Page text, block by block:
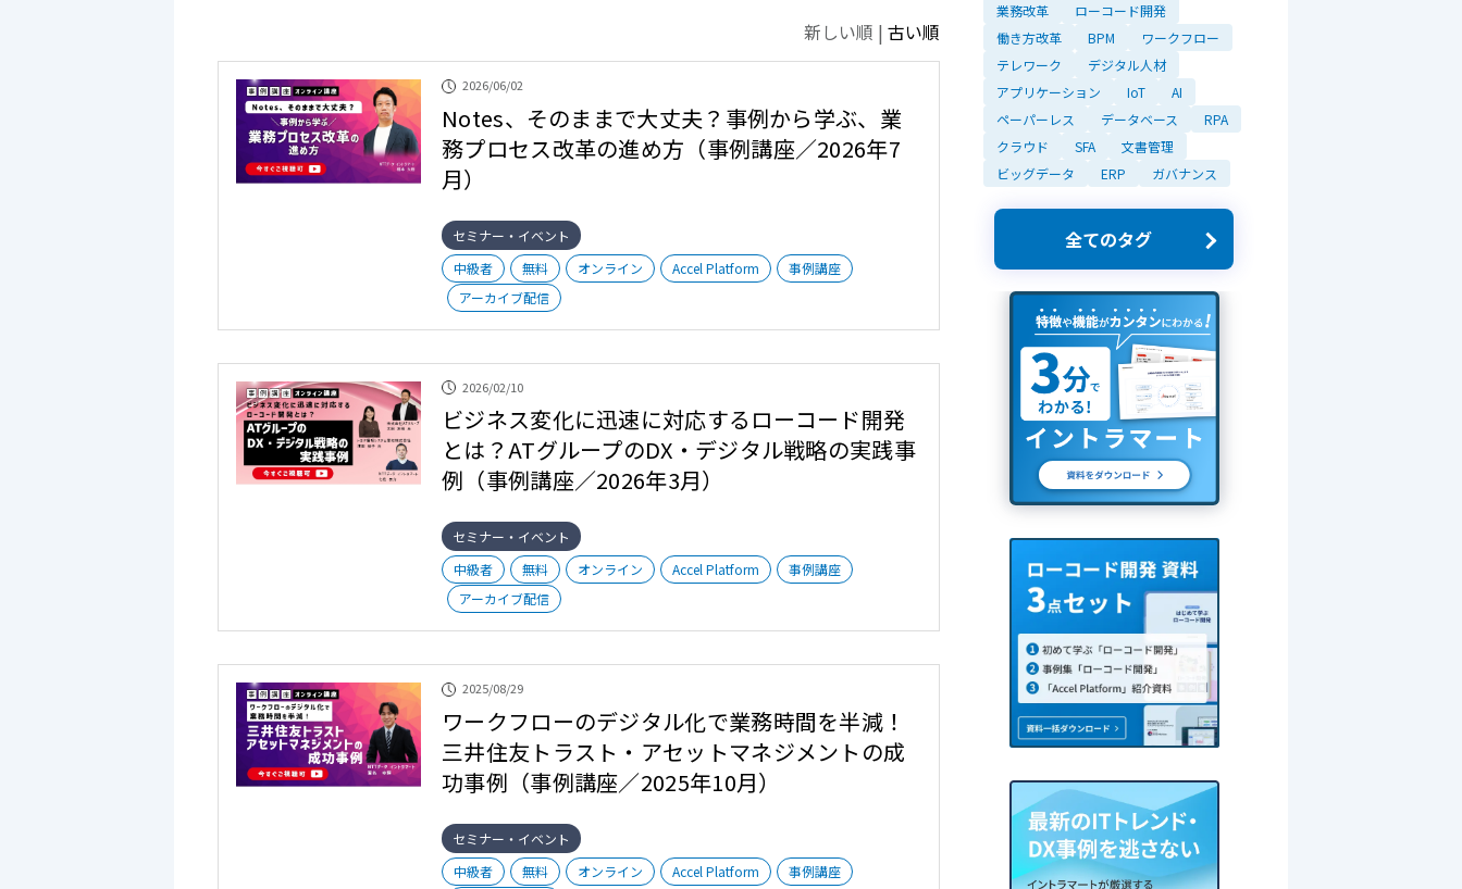
新しい順 | 古い順
2026/06/02
Notes、そのままで大丈夫？事例から学ぶ、業
務プロセス改革の進め方（事例講座／2026年7
月）
セミナー・イベント
中級者
無料 オンライン Accel Platform
事例講座
アーカイブ配信
2026/02/10
ビジネス変化に迅速に対応するローコード開発
とは？ATグループのDX・デジタル戦略の実践事
例（事例講座／2026年3月）
セミナー・イベント
中級者
無料 オンライン Accel Platform
事例講座
アーカイブ配信
2025/08/29
ワークフローのデジタル化で業務時間を半減！
三井住友トラスト・アセットマネジメントの成
功事例（事例講座／2025年10月）
セミナー・イベント
中級者
無料 オンライン Accel Platform
事例講座
業務改革
ローコード開発
働き方改革
BPM
ワークフロー
テレワーク
デジタル人材
アプリケーション
IoT
AI
ペーパーレス
データベース
RPA
クラウド
SFA
文書管理
ビッグデータ
ERP ガバナンス
全てのタグ